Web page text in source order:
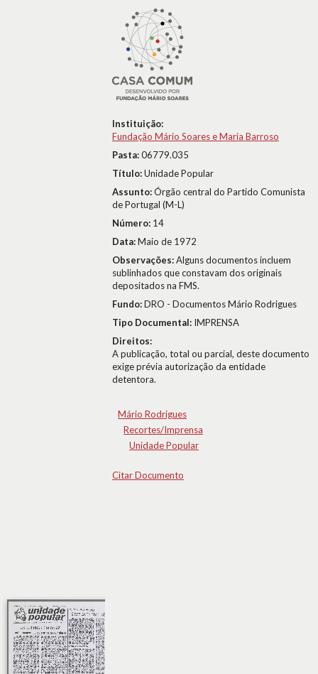
Instituição:
Fundação Mário Soares e Maria Barroso
Pasta:06779.035
Título:Unidade Popular
Assunto:Órgão central do Partido Comunista
de Portugal (M-L)
Número: 14
Data:Maio de 1972
Observações:Alguns documentos incluem
sublinhados que constavam dos originais
depositados na FMS.
Fundo:DRO - Documentos Mário Rodrigues
Tipo Documental: IMPRENSA
Direitos:
A publicação, total ou parcial, deste documento
exige prévia autorização da entidade
detentora.
Mário Rodrigues
Recortes/Imprensa
Unidade Popular
Citar Documento